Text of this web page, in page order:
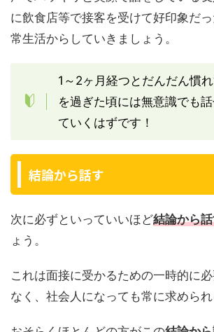
に飲食店等で接客を受けて好印象だ
常生活からしていきましょう。
1～2ヶ月経つとだんだん慣
を過ぎた頃には無意識でも
ていくはずです！
結論から話す
次に必ずといっていいほど結論から
ょう。
これは面接に受かるための一時的に
なく、社会人になっても常に求められ